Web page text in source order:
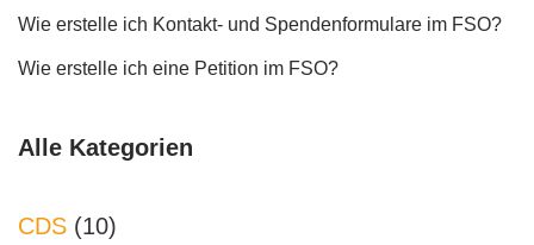
Wie erstelle ich Kontakt- und Spendenformulare im FSO?
Wie erstelle ich eine Petition im FSO?
Alle Kategorien
CDS (10)